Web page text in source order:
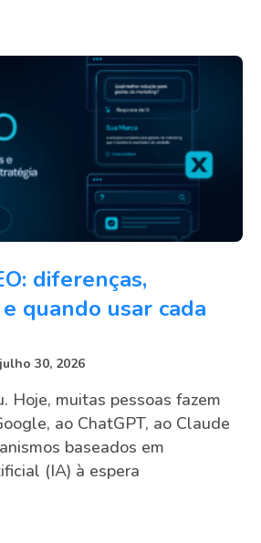
diferenças,
quando usar cada
30, 2026
Hoje, muitas pessoas fazem
ao ChatGPT, ao Claude
baseados em
(IA) à espera